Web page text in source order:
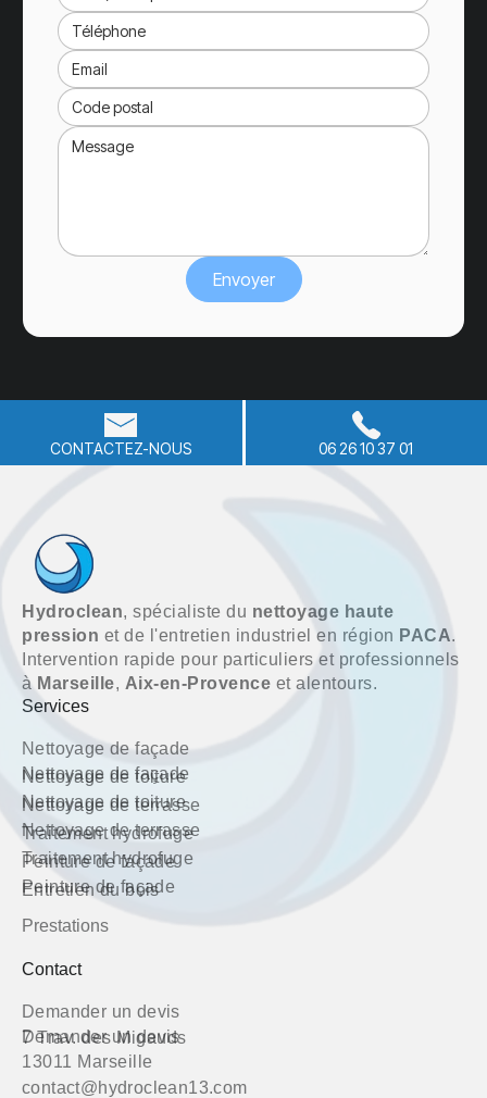
CONTACTEZ-NOUS 06 26 10 37 01
Hydroclean, spécialiste du nettoyage haute
pression et de l'entretien industriel en région PACA.
Intervention rapide pour particuliers et professionnels
à Marseille, Aix-en-Provence et alentours.
Services
Nettoyage de façade
Nettoyage de façade
Nettoyage de toiture
Nettoyage de toiture
Nettoyage de terrasse
Nettoyage de terrasse
Traitement hydrofuge
Traitement hydrofuge
Peinture de façade
Peinture de façade
Entretien du bois
Prestations
Contact
Demander un devis
Demander un devis
7 Trav. des Migauds
13011 Marseille
contact@hydroclean13.com